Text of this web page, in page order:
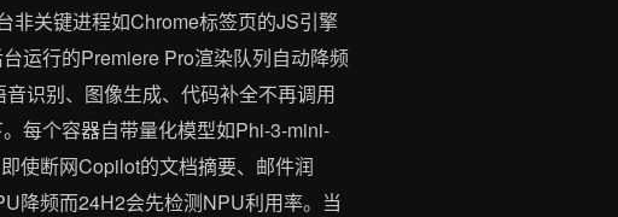
非关键进程如Chrome标签页的JS引擎
运行的Premiere Pro渲染队列自动降频
识别、图像生成、代码补全不再调用
每个容器自带量化模型如Phi-3-mini-
使断网Copilot的文档摘要、邮件润
降频而24H2会先检测NPU利用率。当